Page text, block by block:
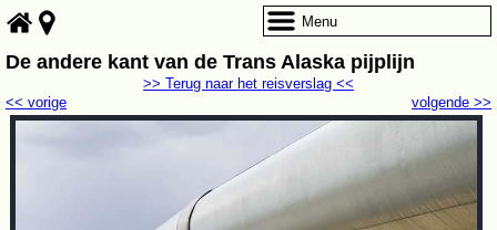
De andere kant van de Trans Alaska pijplijn
volgende >>
<< vorige
>> Terug naar het reisverslag <<
Menu